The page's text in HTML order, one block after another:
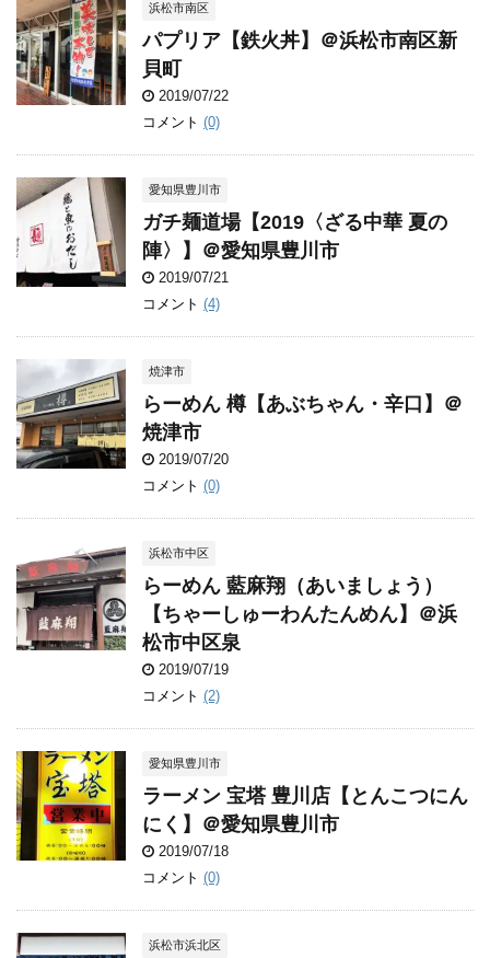
浜松市南区
パプリア【鉄火丼】＠浜松市南区新
貝町
2019/07/22
コメント (0)
愛知県豊川市
ガチ麺道場【2019〈ざる中華 夏の
陣〉】＠愛知県豊川市
2019/07/21
コメント (4)
焼津市
らーめん 樽【あぶちゃん・辛口】＠
焼津市
2019/07/20
コメント (0)
浜松市中区
らーめん 藍麻翔（あいましょう）
【ちゃーしゅーわんたんめん】＠浜
松市中区泉
2019/07/19
コメント (2)
愛知県豊川市
ラーメン 宝塔 豊川店【とんこつにん
にく】＠愛知県豊川市
2019/07/18
コメント (0)
浜松市浜北区